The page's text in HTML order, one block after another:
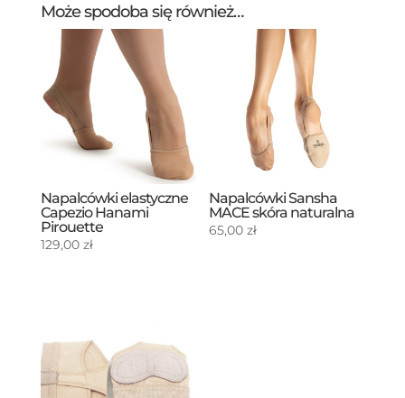
Może spodoba się również…
Napalcówki elastyczne
Capezio Hanami
Pirouette
129,00 zł
Napalcówki Sansha
MACE skóra naturalna
65,00zł